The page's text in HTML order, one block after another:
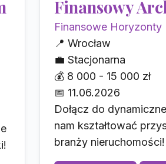
Finansowy
Finansowe Horyzonty
📍 Wrocław
💼 Stacjonarna
💰 8 000 - 15 000 zł
📅 11.06.2026
Dołącz do
nam kształtować
branży nieruchomości!